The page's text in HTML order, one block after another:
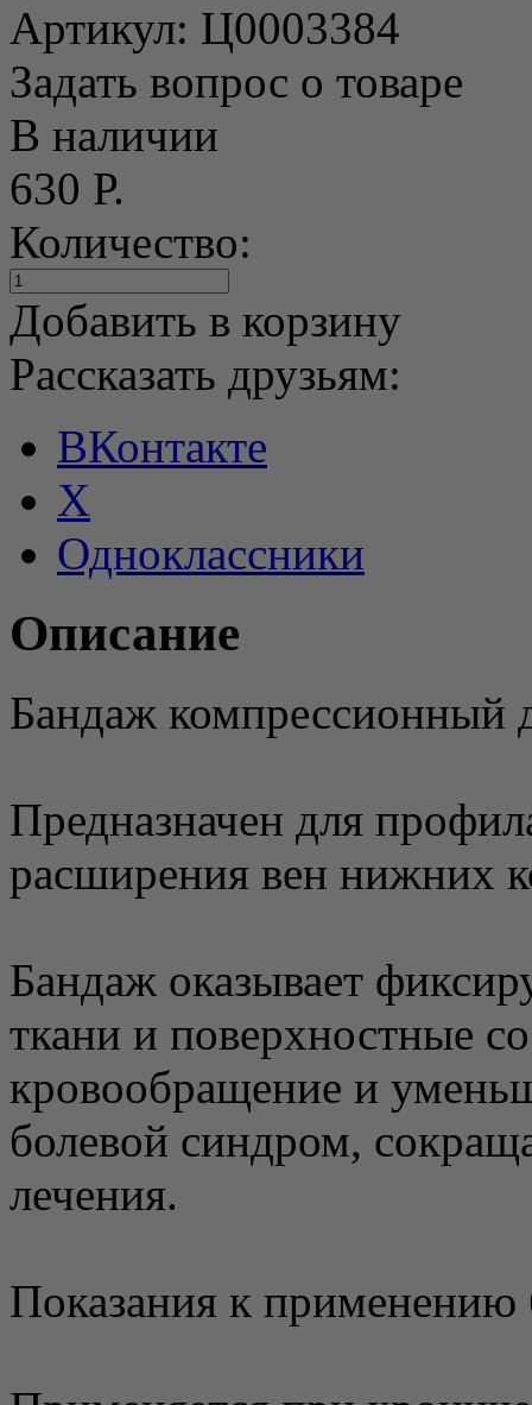
Артикул: Ц0003384
Задать вопрос о товаре
В наличии
630 Р.
Количество:
Добавить в корзину
Рассказать друзьям:
ВКонтакте
X
Одноклассники
Описание
Бандаж компрессионный
Предназначен для
расширения вен нижних
Бандаж оказывает
ткани и поверхностные
кровообращение и
болевой синдром,
лечения.
Показания к применению